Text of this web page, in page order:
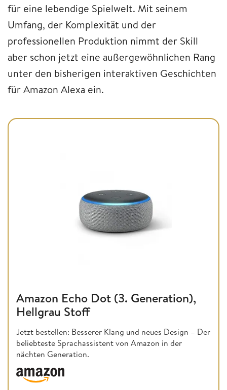
für eine lebendige Spielwelt. Mit seinem
Umfang, der Komplexität und der
professionellen Produktion nimmt der Skill
aber schon jetzt eine außergewöhnlichen Rang
unter den bisherigen interaktiven Geschichten
für Amazon Alexa ein.
Amazon Echo Dot (3. Generation),
Hellgrau Stoff
Jetzt bestellen: Besserer Klang und neues Design – Der
beliebteste Sprachassistent von Amazon in der
nächten Generation.